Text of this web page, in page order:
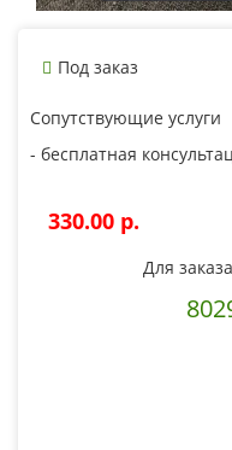
Под заказ
Сопутствующие услуги
- бесплатная
330.00 p.
Для